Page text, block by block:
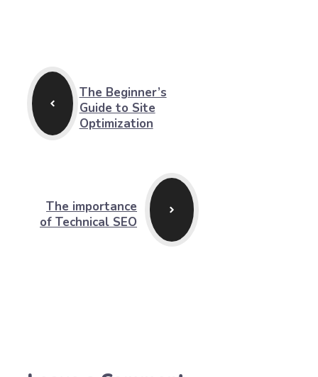
The Beginner’s
Guide to Site
Optimization
The importance
of Technical SEO